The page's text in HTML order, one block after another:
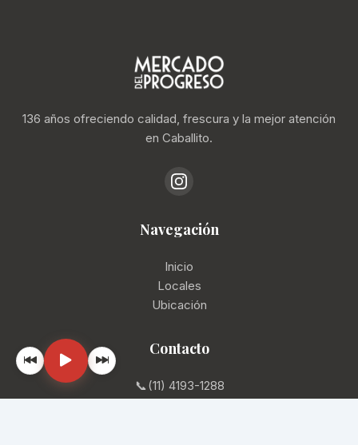
136 años ofreciendo calidad, frescura y la mejor atención
en Caballito.
Navegación
Inicio
Locales
Ubicación
Contacto
📞 (11) 4193-1288